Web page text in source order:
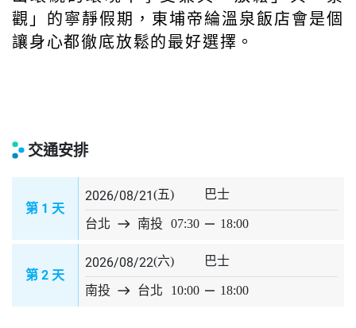
童戲水池等多元溫泉設施。
飯店提供多種客房且設計多樣，從標準雙人
美融合。
入體驗台灣原住民族文化與自然生態，在群
山環繞的環境中享受兼具「放鬆」與「景
觀」的寧靜假期，東埔帝綸溫泉飯店會是個
讓身心都徹底放鬆的最好選擇。